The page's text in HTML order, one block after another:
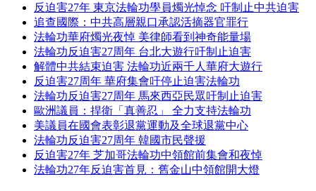
反迫害27年 東京法輪功學員燭光悼念 吁制止中共迫害
追查國際：中共高層親口承認活摘器官罪行
法輪功華府燭光夜悼 美律師看到神奇能量場
法輪功反迫害27周年 台北大遊行吁制止迫害
解體中共結束迫害 法輪功近兩千人華府大遊行
反迫害27周年 華府集會吁停止迫害法輪功
法輪功反迫害27周年 馬來西亞民眾吁制止迫害
歐洲議員：捍衛「真善忍」 全力支持法輪功
美議員在國會表彰退黨運動及全球退黨中心
法輪功反迫害27周年 韓國市民聲援
反迫害27年 芝加哥法輪功中領館前集會和夜悼
法輪功27年反迫害首見：舊金山中領館開大燈